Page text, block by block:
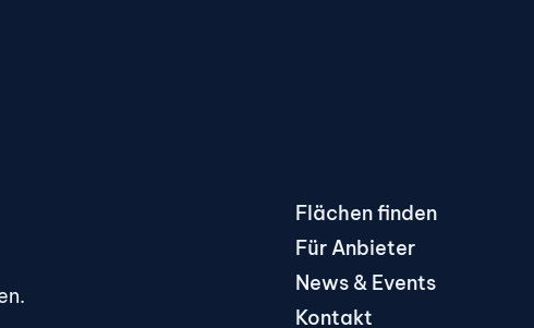
Flächen finden
Für Anbieter
News & Events
Kontakt